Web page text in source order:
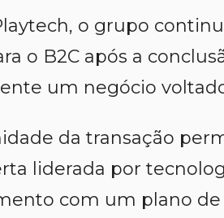
o grupo
o B2C após a
um negócio
da transação
liderada por
com um plano